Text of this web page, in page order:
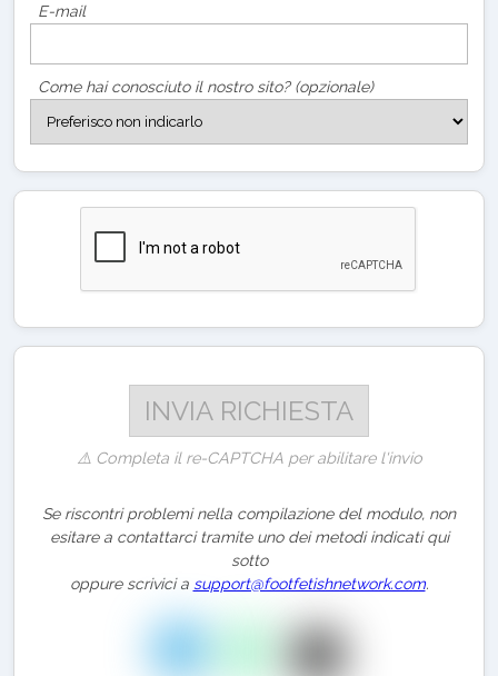
E-mail
Come hai conosciuto il nostro sito? (opzionale)
⚠️ Completa il re-CAPTCHA per abilitare l'invio
Se riscontri problemi nella compilazione del modulo, non
esitare a contattarci tramite uno dei metodi indicati qui
sotto
oppure scrivici a support@footfetishnetwork.com.